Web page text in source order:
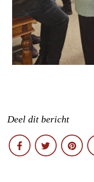
Deel dit bericht